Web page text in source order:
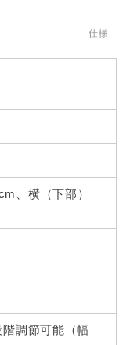
、横（下部）
調節可能（幅